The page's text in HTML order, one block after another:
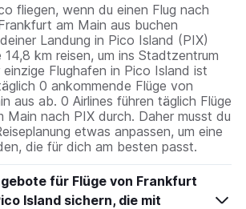
fliegen, wenn du einen Flug nach
am Main aus buchen
Landung in Pico Island (PIX)
km reisen, um ins Stadtzentrum
einzige Flughafen in Pico Island ist
0 ankommende Flüge von
aus ab. 0 Airlines führen täglich Flüge
Main nach PIX durch. Daher musst du
etwas anpassen, um eine
die für dich am besten passt.
für Flüge von Frankfurt
Island sichern, die mit